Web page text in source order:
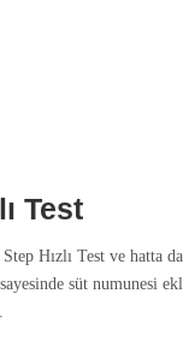
Test
Hızlı Test ve hatta
süt numunesi